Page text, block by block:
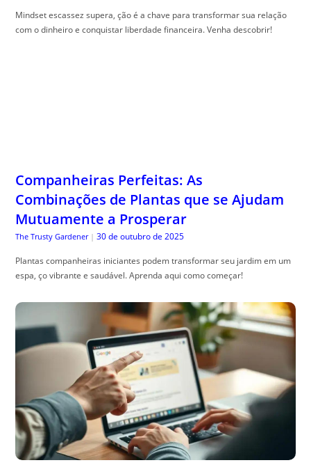
Mindset escassez supera, ção é a chave para transformar sua relação
com o dinheiro e conquistar liberdade financeira. Venha descobrir!
Companheiras Perfeitas: As
Combinações de Plantas que se Ajudam
Mutuamente a Prosperar
The Trusty Gardener | 30 de outubro de 2025
Plantas companheiras iniciantes podem transformar seu jardim em um
espa, ço vibrante e saudável. Aprenda aqui como começar!